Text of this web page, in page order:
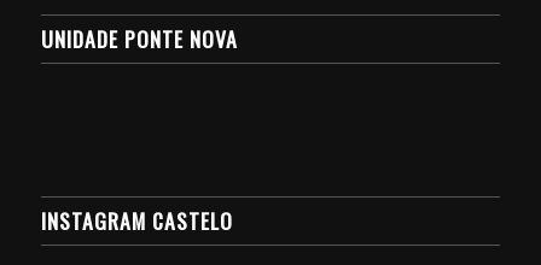
UNIDADE PONTE NOVA
INSTAGRAM CASTELO